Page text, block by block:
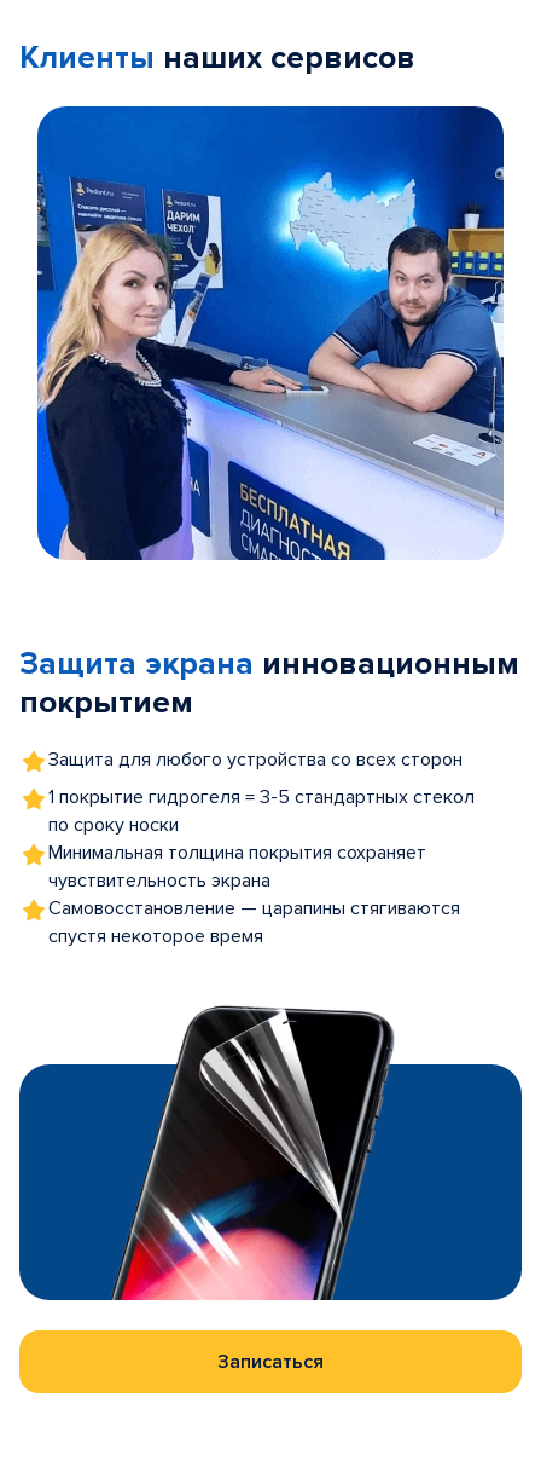
Клиенты наших сервисов
5
Защита экрана инновационным
покрытием
Защита для любого устройства со всех сторон
1 покрытие гидрогеля = 3-5 стандартных стекол
по сроку носки
Минимальная толщина покрытия сохраняет
чувствительность экрана
Самовосстановление — царапины стягиваются
спустя некоторое время
Записаться